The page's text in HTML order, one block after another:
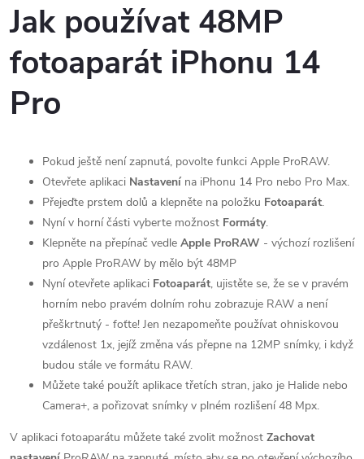
Jak používat 48MP
fotoaparát iPhonu 14
Pro
Pokud ještě není zapnutá, povolte funkci Apple ProRAW.
Otevřete aplikaci Nastavení na iPhonu 14 Pro nebo Pro Max.
Přejeďte prstem dolů a klepněte na položku Fotoaparát.
Nyní v horní části vyberte možnost Formáty.
Klepněte na přepínač vedle Apple ProRAW - výchozí rozlišení
pro Apple ProRAW by mělo být 48MP
Nyní otevřete aplikaci Fotoaparát, ujistěte se, že se v pravém
horním nebo pravém dolním rohu zobrazuje RAW a není
přeškrtnutý - foťte! Jen nezapomeňte používat ohniskovou
vzdálenost 1x, jejíž změna vás přepne na 12MP snímky, i když
budou stále ve formátu RAW.
Můžete také použít aplikace třetích stran, jako je Halide nebo
Camera+, a pořizovat snímky v plném rozlišení 48 Mpx.
V aplikaci fotoaparátu můžete také zvolit možnost Zachovat